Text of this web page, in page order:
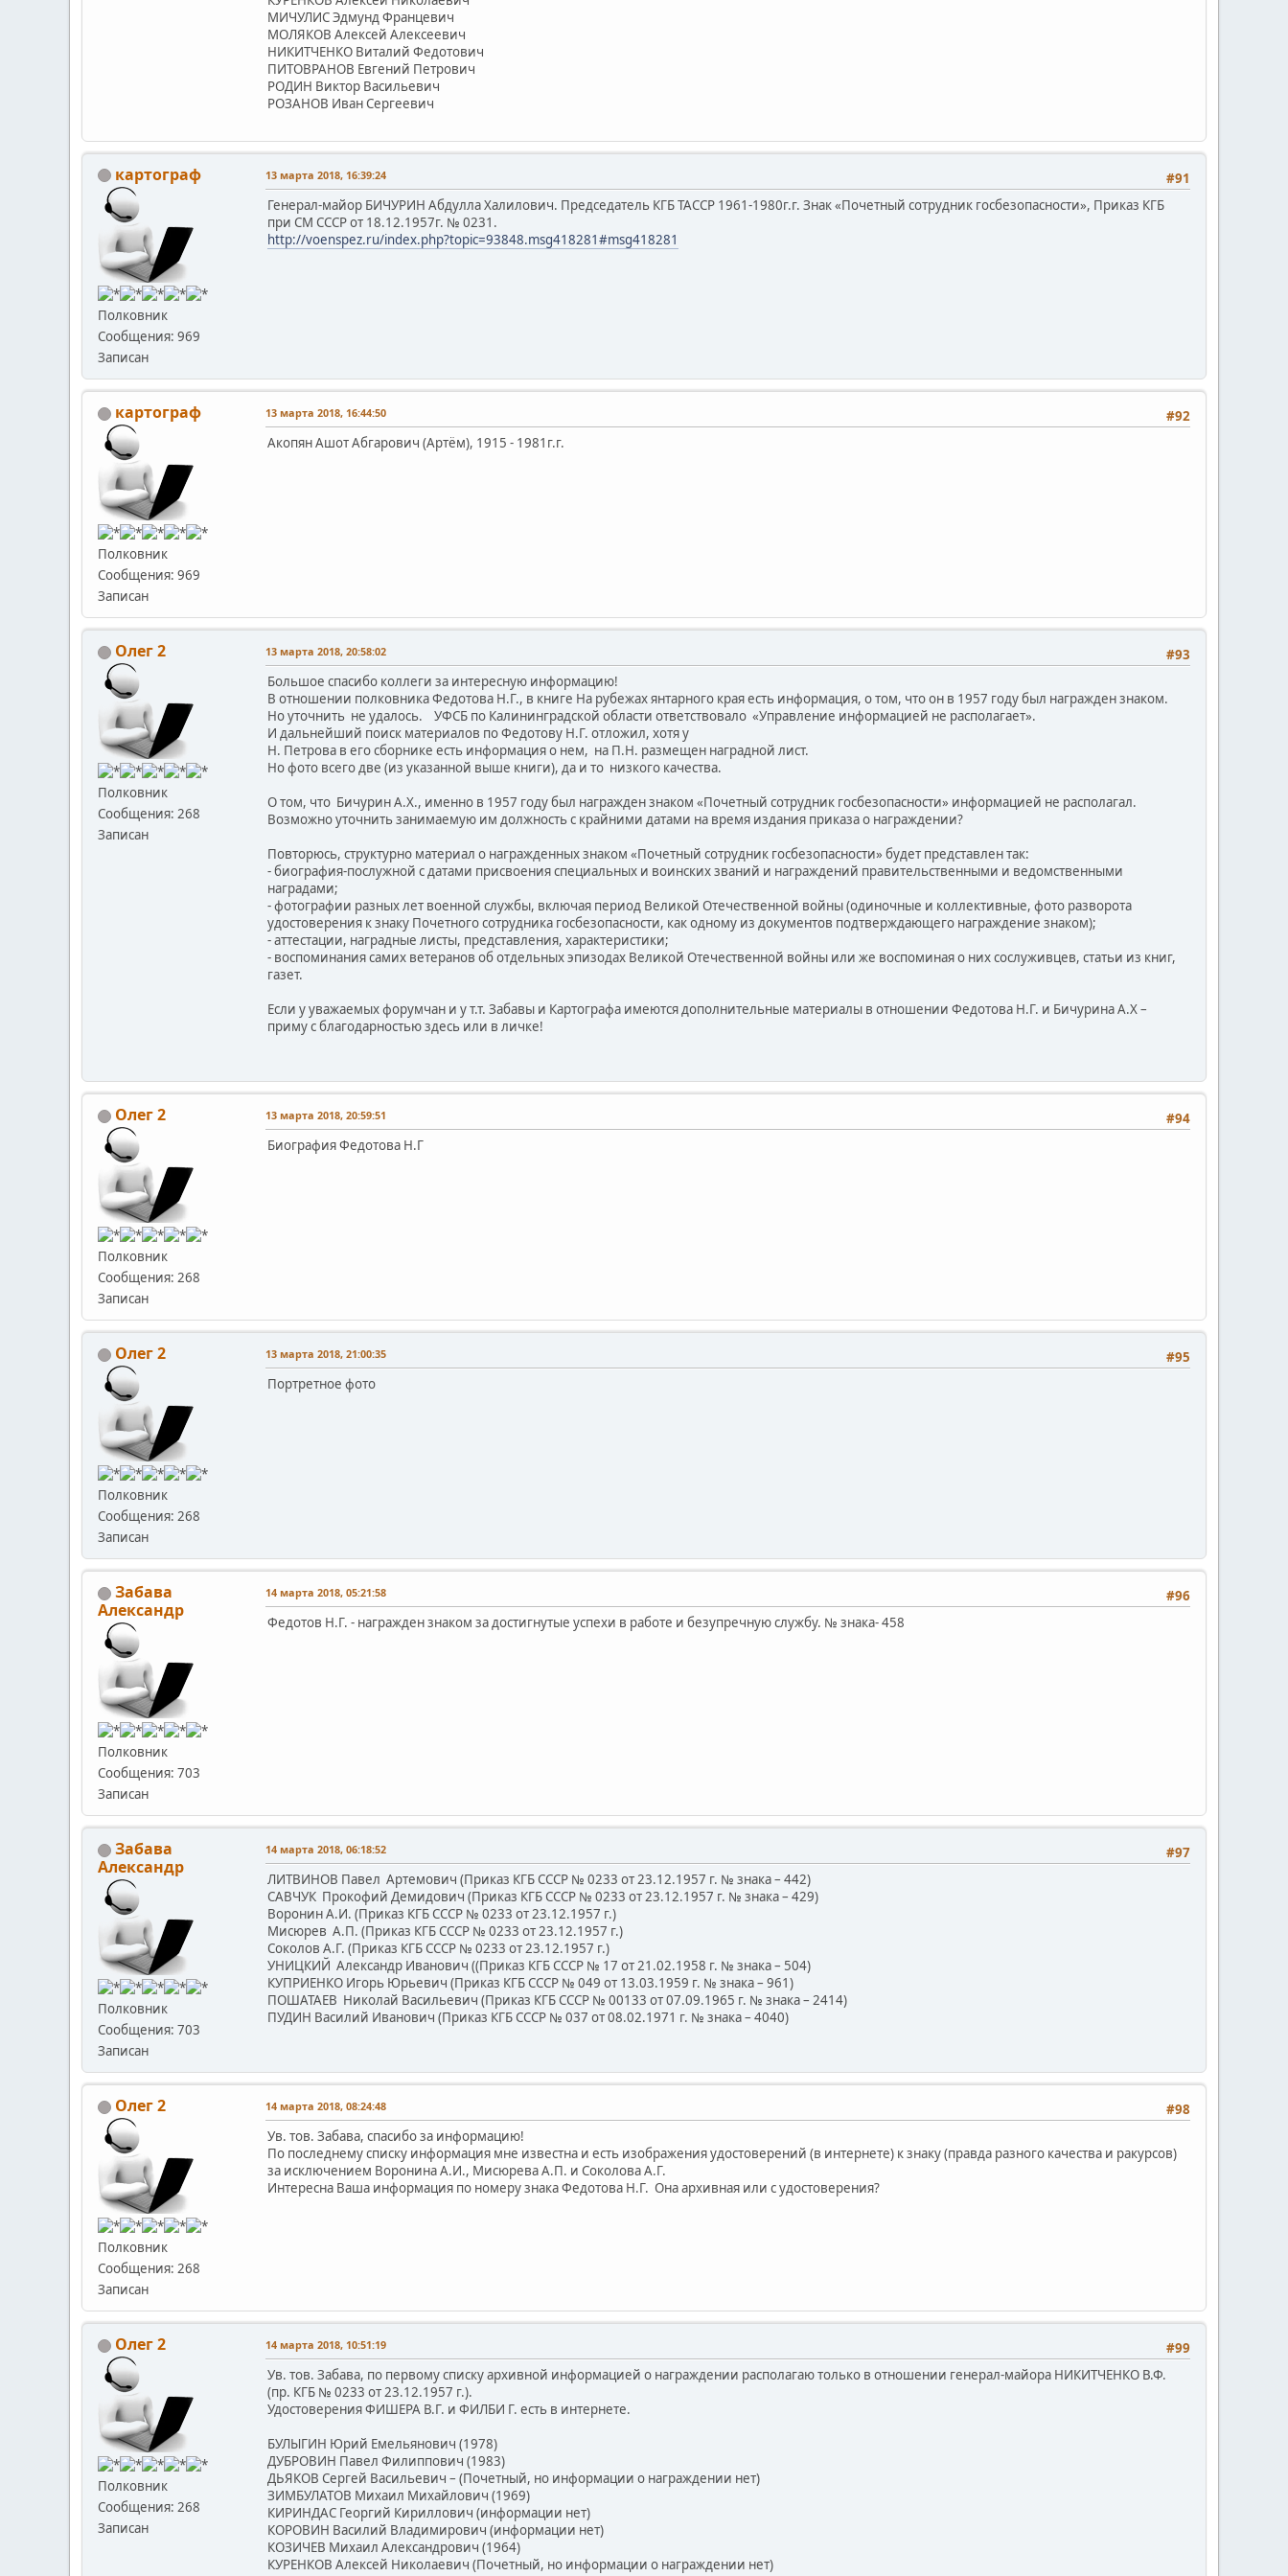
МИЧУЛИС Эдмунд Францевич
МОЛЯКОВ Алексей Алексеевич
НИКИТЧЕНКО Виталий Федотович
ПИТОВРАНОВ Евгений Петрович
РОДИН Виктор Васильевич
РОЗАНОВ Иван Сергеевич
картограф
Полковник
Сообщения: 969
Записан
#91
13 марта 2018, 16:39:24
Генерал-майор БИЧУРИН Абдулла Халилович. Председатель КГБ ТАССР 1961-1980г.г. Знак «Почетный сотрудник госбезопасности», Приказ КГБ
при СМ СССР от 18.12.1957г. № 0231.
http://voenspez.ru/index.php?topic=93848.msg418281#msg418281
картограф
Полковник
Сообщения: 969
Записан
#92
13 марта 2018, 16:44:50
Акопян Ашот Абгарович (Артём), 1915 - 1981г.г.
Олег 2
Полковник
Сообщения: 268
Записан
#93
13 марта 2018, 20:58:02
Большое спасибо коллеги за интересную информацию!
В отношении полковника Федотова Н.Г., в книге На рубежах янтарного края есть информация, о том, что он в 1957 году был награжден знаком.
Но уточнить не удалось. УФСБ по Калининградской области ответствовало «Управление информацией не располагает».
И дальнейший поиск материалов по Федотову Н.Г. отложил, хотя у
Н. Петрова в его сборнике есть информация о нем, на П.Н. размещен наградной лист.
Но фото всего две (из указанной выше книги), да и то низкого качества.
О том, что Бичурин А.Х., именно в 1957 году был награжден знаком «Почетный сотрудник госбезопасности» информацией не располагал.
Возможно уточнить занимаемую им должность с крайними датами на время издания приказа о награждении?
Повторюсь, структурно материал о награжденных знаком «Почетный сотрудник госбезопасности» будет представлен так:
- биография-послужной с датами присвоения специальных и воинских званий и награждений правительственными и ведомственными
наградами;
- фотографии разных лет военной службы, включая период Великой Отечественной войны (одиночные и коллективные, фото разворота
удостоверения к знаку Почетного сотрудника госбезопасности, как одному из документов подтверждающего награждение знаком);
- аттестации, наградные листы, представления, характеристики;
- воспоминания самих ветеранов об отдельных эпизодах Великой Отечественной войны или же воспоминая о них сослуживцев, статьи из книг,
газет.
Если у уважаемых форумчан и у т.т. Забавы и Картографа имеются дополнительные материалы в отношении Федотова Н.Г. и Бичурина А.Х –
приму с благодарностью здесь или в личке!
Олег 2
Полковник
Сообщения: 268
Записан
#94
13 марта 2018, 20:59:51
Биография Федотова Н.Г
Олег 2
Полковник
Сообщения: 268
Записан
#95
13 марта 2018, 21:00:35
Портретное фото
Забава
Александр
Полковник
Сообщения: 703
Записан
#96
14 марта 2018, 05:21:58
Федотов Н.Г. - награжден знаком за достигнутые успехи в работе и безупречную службу. № знака- 458
Забава
Александр
Полковник
Сообщения: 703
Записан
#97
14 марта 2018, 06:18:52
ЛИТВИНОВ Павел Артемович (Приказ КГБ СССР № 0233 от 23.12.1957 г. № знака – 442)
САВЧУК Прокофий Демидович (Приказ КГБ СССР № 0233 от 23.12.1957 г. № знака – 429)
Воронин А.И. (Приказ КГБ СССР № 0233 от 23.12.1957 г.)
Мисюрев А.П. (Приказ КГБ СССР № 0233 от 23.12.1957 г.)
Соколов А.Г. (Приказ КГБ СССР № 0233 от 23.12.1957 г.)
УНИЦКИЙ Александр Иванович ((Приказ КГБ СССР № 17 от 21.02.1958 г. № знака – 504)
КУПРИЕНКО Игорь Юрьевич (Приказ КГБ СССР № 049 от 13.03.1959 г. № знака – 961)
ПОШАТАЕВ Николай Васильевич (Приказ КГБ СССР № 00133 от 07.09.1965 г. № знака – 2414)
ПУДИН Василий Иванович (Приказ КГБ СССР № 037 от 08.02.1971 г. № знака – 4040)
Олег 2
Полковник
Сообщения: 268
Записан
#98
14 марта 2018, 08:24:48
Ув. тов. Забава, спасибо за информацию!
По последнему списку информация мне известна и есть изображения удостоверений (в интернете) к знаку (правда разного качества и ракурсов)
за исключением Воронина А.И., Мисюрева А.П. и Соколова А.Г.
Интересна Ваша информация по номеру знака Федотова Н.Г. Она архивная или с удостоверения?
Олег 2
Полковник
Сообщения: 268
Записан
#99
14 марта 2018, 10:51:19
Ув. тов. Забава, по первому списку архивной информацией о награждении располагаю только в отношении генерал-майора НИКИТЧЕНКО В.Ф.
(пр. КГБ № 0233 от 23.12.1957 г.).
Удостоверения ФИШЕРА В.Г. и ФИЛБИ Г. есть в интернете.
БУЛЫГИН Юрий Емельянович (1978)
ДУБРОВИН Павел Филиппович (1983)
ДЬЯКОВ Сергей Васильевич – (Почетный, но информации о награждении нет)
ЗИМБУЛАТОВ Михаил Михайлович (1969)
КИРИНДАС Георгий Кириллович (информации нет)
КОРОВИН Василий Владимирович (информации нет)
КОЗИЧЕВ Михаил Александрович (1964)
КУРЕНКОВ Алексей Николаевич (Почетный, но информации о награждении нет)